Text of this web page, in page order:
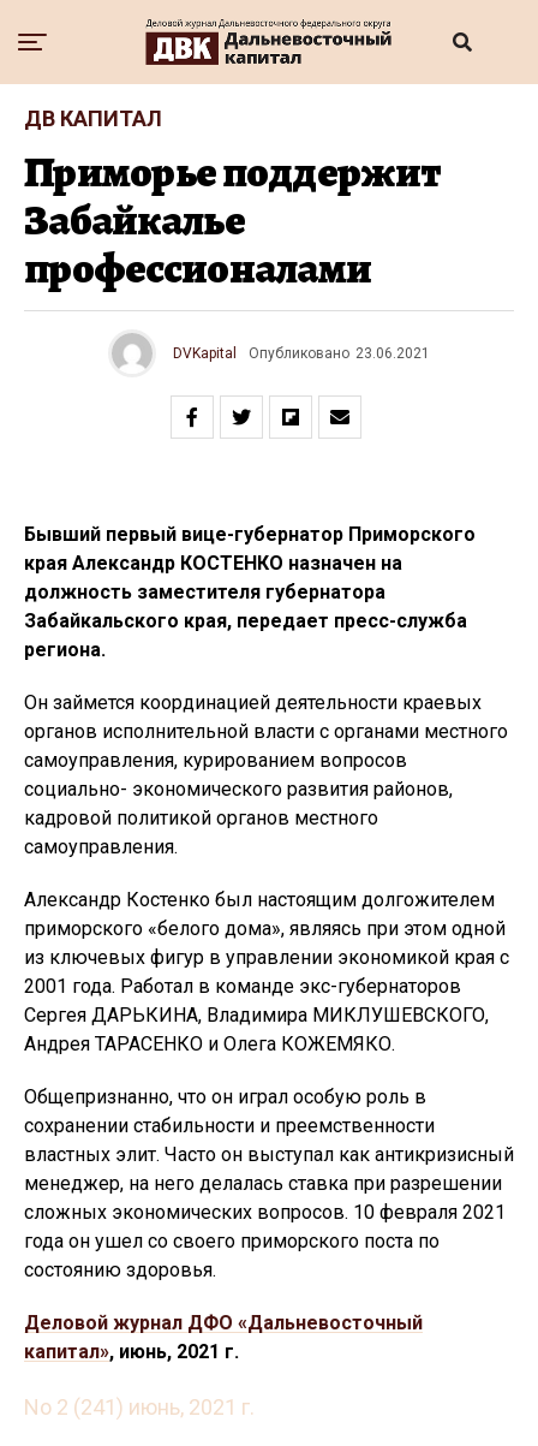
ДВ КАПИТАЛ
Приморье поддержит
Забайкалье
профессионалами
DVKapital Опубликовано 23.06.2021
Бывший первый вице-губернатор Приморского
края Александр КОСТЕНКО назначен на
должность заместителя губернатора
Забайкальского края, передает пресс-служба
региона.
Он займется координацией деятельности краевых
органов исполнительной власти с органами местного
самоуправления, курированием вопросов
социально- экономического развития районов,
кадровой политикой органов местного
самоуправления.
Александр Костенко был настоящим долгожителем
приморского «белого дома», являясь при этом одной
из ключевых фигур в управлении экономикой края с
2001 года. Работал в команде экс-губернаторов
Сергея ДАРЬКИНА, Владимира МИКЛУШЕВСКОГО,
Андрея ТАРАСЕНКО и Олега КОЖЕМЯКО.
Общепризнанно, что он играл особую роль в
сохранении стабильности и преемственности
властных элит. Часто он выступал как антикризисный
менеджер, на него делалась ставка при разрешении
сложных экономических вопросов. 10 февраля 2021
года он ушел со своего приморского поста по
состоянию здоровья.
Деловой журнал ДФО «Дальневосточный
капитал», июнь, 2021 г.
No 2 (241) июнь, 2021 г.